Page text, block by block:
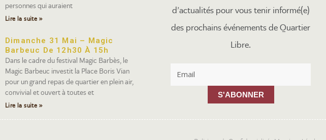
personnes qui auraient
Lire la suite »
Dimanche 31 Mai – Magic
Barbeuc De 12h30 À 15h
Dans le cadre du festival Magic Barbès, le
Magic Barbeuc investit la Place Boris Vian
pour un grand repas de quartier en plein air,
convivial et ouvert à toutes et
Lire la suite »
d’actualités pour vous tenir informé(e)
des prochains événements de Quartier
Libre.
S'ABONNER